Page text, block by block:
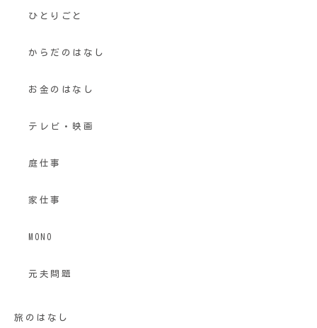
ひとりごと
からだのはなし
お金のはなし
テレビ・映画
庭仕事
家仕事
MONO
元夫問題
旅のはなし